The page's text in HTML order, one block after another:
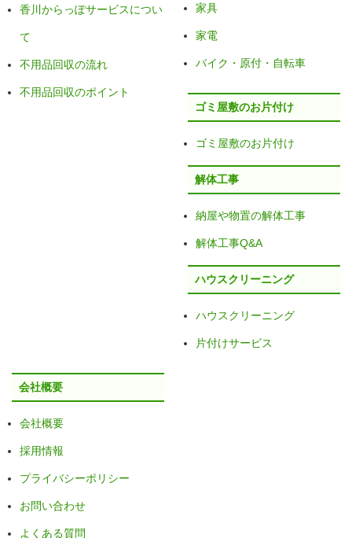
香川からっぽサービスについ
て
不用品回収の流れ
不用品回収のポイント
家具
家電
バイク・原付・自転車
ゴミ屋敷のお片付け
ゴミ屋敷のお片付け
解体工事
納屋や物置の解体工事
解体工事Q&A
ハウスクリーニング
ハウスクリーニング
片付けサービス
会社概要
会社概要
採用情報
プライバシーポリシー
お問い合わせ
よくある質問